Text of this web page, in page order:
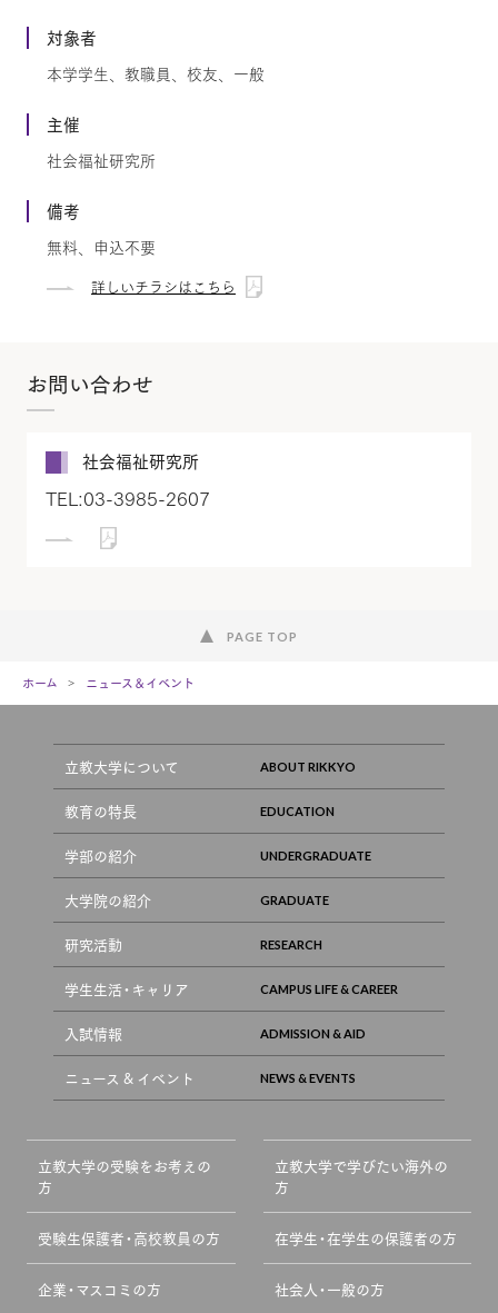
対象者
本学学生、教職員、校友、一般
主催
社会福祉研究所
備考
無料、申込不要
詳しいチラシはこちら
お問い合わせ
社会福祉研究所
TEL:03-3985-2607
PAGE TOP
ホーム ニュース＆イベント
立教大学について
教育の特長
学部の紹介
大学院の紹介
研究活動
学生生活・キャリア
入試情報
ニュース & イベント
立教大学の受験をお考えの
方
立教大学で学びたい海外の
方
受験生保護者・高校教員の方 在学生・在学生の保護者の方
企業・マスコミの方 社会人・一般の方